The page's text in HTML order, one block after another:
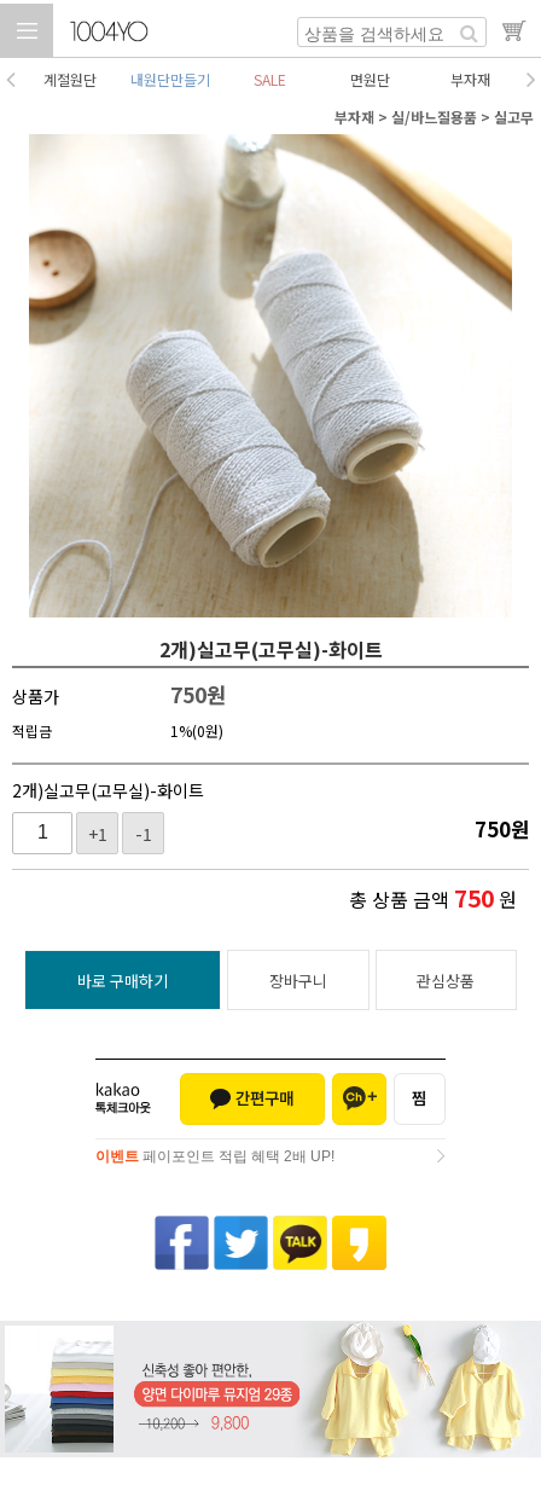
계절원단 내원단만들기 SALE 면원단
부자재
부자재 > 실/바느질용품 > 실고무
2개)실고무(고무실)-화이트
상품가 750원
적립금 1%(0원)
2개)실고무(고무실)-화이트
+1
-1 750원
총 상품 금액 750원
바로 구매하기 장바구니 관심상품
이벤트 페이포인트 적립 혜택 2배 UP!